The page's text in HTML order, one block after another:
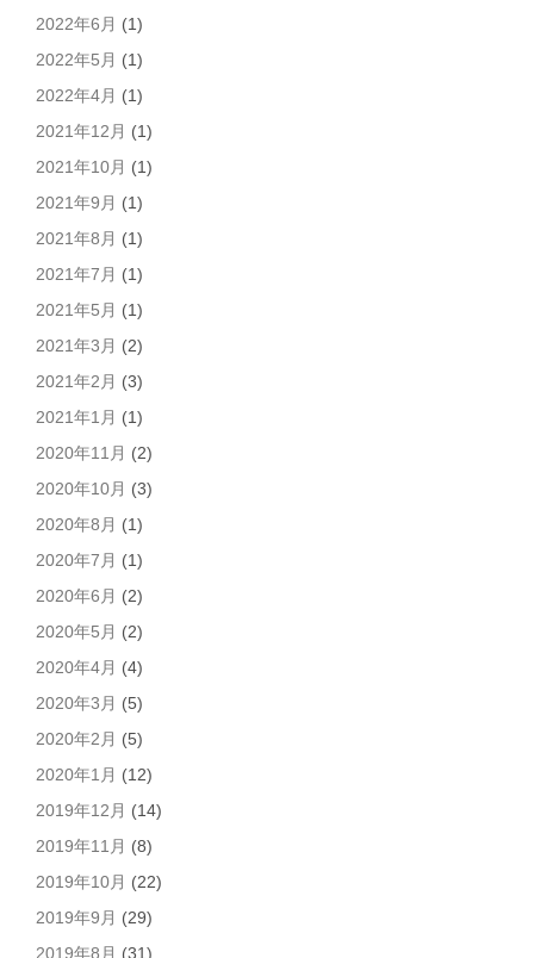
2022年6月 (1)
2022年5月 (1)
2022年4月 (1)
2021年12月 (1)
2021年10月 (1)
2021年9月 (1)
2021年8月 (1)
2021年7月 (1)
2021年5月 (1)
2021年3月 (2)
2021年2月 (3)
2021年1月 (1)
2020年11月 (2)
2020年10月 (3)
2020年8月 (1)
2020年7月 (1)
2020年6月 (2)
2020年5月 (2)
2020年4月 (4)
2020年3月 (5)
2020年2月 (5)
2020年1月 (12)
2019年12月 (14)
2019年11月 (8)
2019年10月 (22)
2019年9月 (29)
2019年8月 (31)